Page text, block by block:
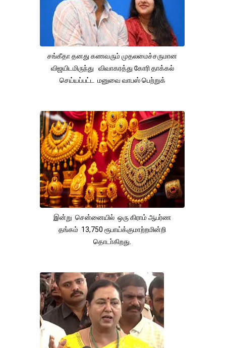
சங்கீதா தனது கணவரும் முதலமைச்சருமான
விஜயிடமிருந்து விவாகரத்து கோரி தாக்கல்
செய்யப்பட்ட மனுவை வாபஸ் பெற்றுக்
இன்று சென்னையில் ஒரு கிராம் ஆபர்ண
தங்கம் 13,750 ரூபாய்க்குமாற்றமின்றி
தொடா்கிறது.